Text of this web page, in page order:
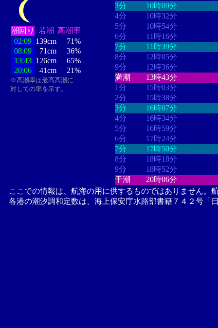
潮回り 若潮 高潮率
02:09 139cm
71%
08:09
71cm
36%
13:43 126cm
65%
20:06
41cm 21%
※高潮率は最高高潮に
対しての率を示す。
3分
10時09分
4分
10時32分
5分
10時54分
6分
11時16分
7分
11時39分
8分
12時05分
9分
12時36分
満潮
13時43分
1分
15時03分
2分
15時38分
3分
16時07分
4分
16時34分
5分
16時59分
6分
17時24分
7分
17時50分
8分
18時18分
9分
18時52分
干潮
20時06分
ここでの情報は、航海の用に供するものではありません。
各港の潮汐調和定数は、海上保安庁水路部書籍７４２号「